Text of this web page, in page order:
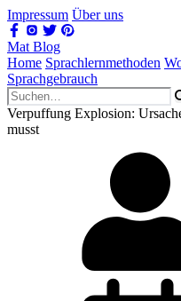
Impressum Über uns
Mat Blog
Home Sprachlernmethoden
Sprachgebrauch
Verpuffung Explosion:
musst